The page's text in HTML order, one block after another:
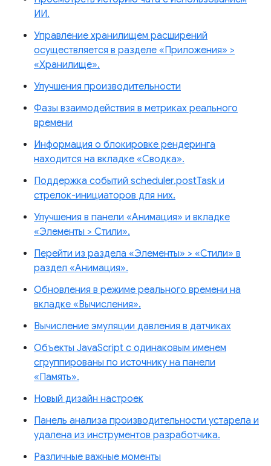
ИИ.
Управление хранилищем расширений
осуществляется в разделе «Приложения» >
«Хранилище».
Улучшения производительности
Фазы взаимодействия в метриках реального
времени
Информация о блокировке рендеринга
находится на вкладке «Сводка».
Поддержка событий scheduler.postTask и
стрелок-инициаторов для них.
Улучшения в панели «Анимация» и вкладке
«Элементы > Стили».
Перейти из раздела «Элементы» > «Стили» в
раздел «Анимация».
Обновления в режиме реального времени на
вкладке «Вычисления».
Вычисление эмуляции давления в датчиках
Объекты JavaScript с одинаковым именем
сгруппированы по источнику на панели
«Память».
Новый дизайн настроек
Панель анализа производительности устарела и
удалена из инструментов разработчика.
Различные важные моменты